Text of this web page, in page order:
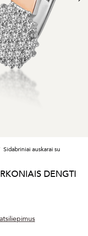
Sidabriniai auskarai su
DENGTI